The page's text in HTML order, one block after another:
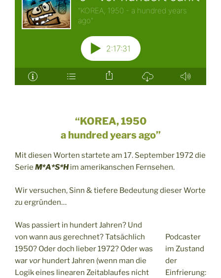
“KOREA, 1950
a hundred years ago”
Mit diesen Worten startete am 17. September 1972 die
Serie M*A*S*Him amerikanschen Fernsehen.
Wir versuchen, Sinn & tiefere Bedeutung dieser Worte
zu ergründen…
Podcaster
im Zustand
der
Einfrierung:
Was passiert in hundert Jahren? Und
von wann aus gerechnet? Tatsächlich
1950? Oder doch lieber 1972? Oder was
war vor hundert Jahren (wenn man die
Logik eines linearen Zeitablaufes nicht